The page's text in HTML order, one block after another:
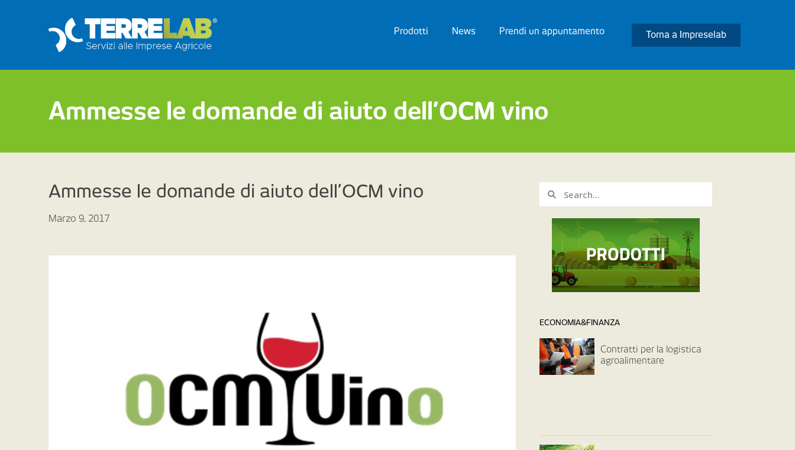
Prodotti News Prendi un appuntamento Torna a Impreselab
Ammesse le domande di aiuto dell’OCM vino
Ammesse le domande di aiuto dell’OCM vino
Marzo 9, 2017
ECONOMIA&FINANZA
Contratti per la logistica
agroalimentare